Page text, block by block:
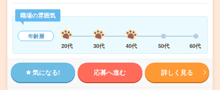
職場の雰囲気
年齢層
20代
30代 40代 50代 60代
気になる! 応募へ進む 詳しく見る